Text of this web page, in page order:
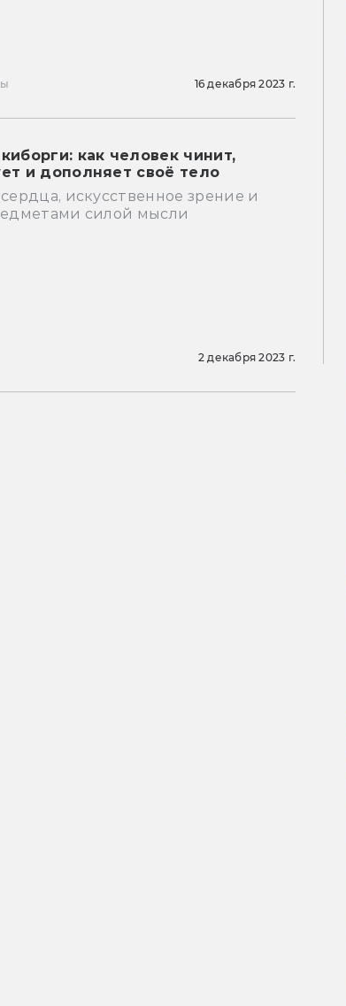
16 декабря 2023 г.
как человек чинит,
и дополняет своё тело
искусственное зрение и
силой мысли
2 декабря 2023 г.